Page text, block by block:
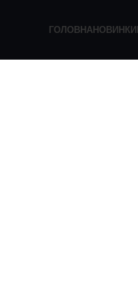
ГОЛОВНАНОВИНКИ